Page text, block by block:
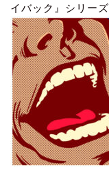
イバック』シリーズ